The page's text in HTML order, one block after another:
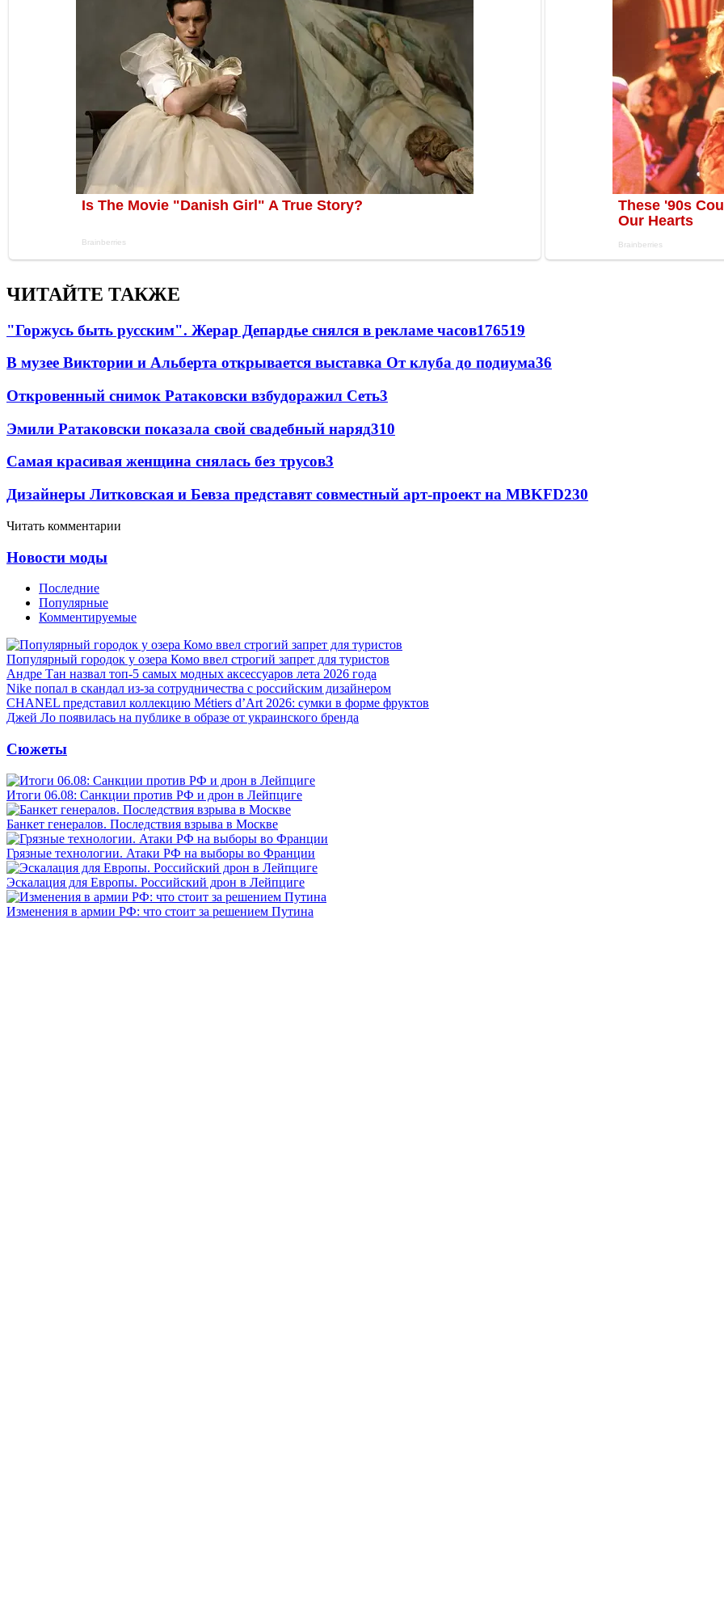
ЧИТАЙТЕ ТАКЖЕ
"Горжусь быть русским". Жерар Депардье снялся в рекламе часов176519
В музее Виктории и Альберта открывается выставка От клуба до подиума36
Откровенный снимок Ратаковски взбудоражил Сеть3
Эмили Ратаковски показала свой свадебный наряд310
Самая красивая женщина снялась без трусов3
Дизайнеры Литковская и Бевза представят совместный арт-проект на MBKFD230
Читать комментарии
Новости моды
Последние
Популярные
Комментируемые
Популярный городок у озера Комо ввел строгий запрет для туристов
Андре Тан назвал топ-5 самых модных аксессуаров лета 2026 года
Nike попал в скандал из-за сотрудничества с российским дизайнером
CHANEL представил коллекцию Métiers d’Art 2026: сумки в форме фруктов
Джей Ло появилась на публике в образе от украинского бренда
Сюжеты
Итоги 06.08: Санкции против РФ и дрон в Лейпциге
Банкет генералов. Последствия взрыва в Москве
Грязные технологии. Атаки РФ на выборы во Франции
Эскалация для Европы. Российский дрон в Лейпциге
Изменения в армии РФ: что стоит за решением Путина